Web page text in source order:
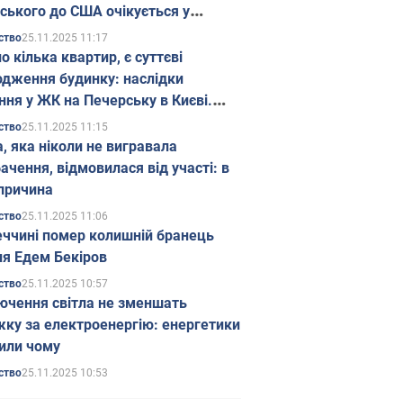
до США очікується у
25.11.2025 11:17
кілька квартир, є суттєві
будинку: наслідки
у ЖК на Печерську в Києві.
25.11.2025 11:15
яка ніколи не вигравала
відмовилася від участі: в
25.11.2025 11:06
помер колишній бранець
Едем Бекіров
25.11.2025 10:57
світла не зменшать
за електроенергію: енергетики
чому
25.11.2025 10:53